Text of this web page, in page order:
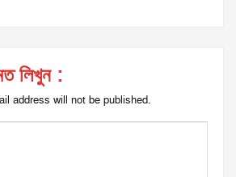
লিখুন :
address will not be published.